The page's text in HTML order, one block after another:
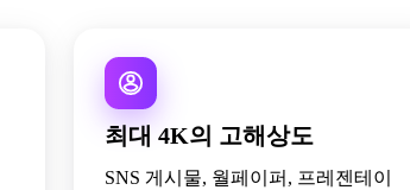
최대 4K의 고해상도
SNS 게시물, 월페이퍼, 프레젠테이